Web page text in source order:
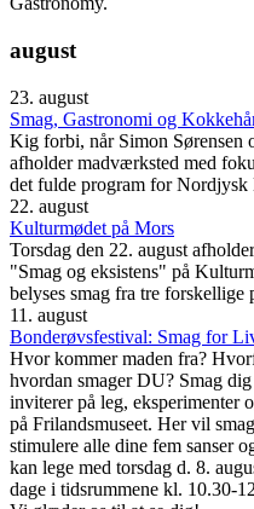
august
23. august
Smag, Gastronomi og
Kig forbi, når Simon Sørensen
afholder madværksted med
det fulde program for Nordjysk
22. august
Kulturmødet på Mors
Torsdag den 22. august
"Smag og eksistens" på
belyses smag fra tre forskellige
11. august
Bonderøvsfestival: Smag for
Hvor kommer maden fra?
hvordan smager DU? Smag
inviterer på leg, eksperimenter
på Frilandsmuseet. Her vil
stimulere alle dine fem sanser
kan lege med torsdag d. 8.
dage i tidsrummene kl. 10.30-